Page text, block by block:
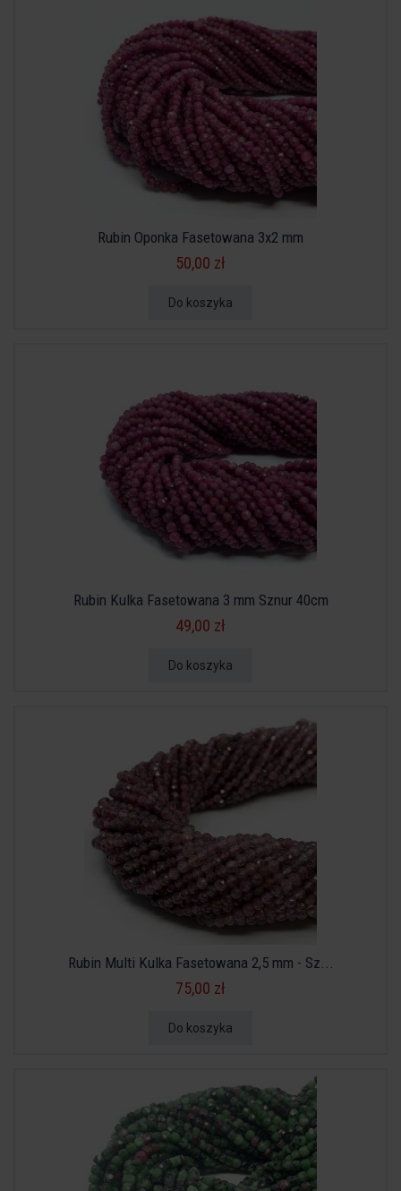
Rubin Oponka Fasetowana 3x2 mm
50,00 zł
Do koszyka
Rubin Kulka Fasetowana 3 mm Sznur 40cm
49,00 zł
Do koszyka
Rubin Multi Kulka Fasetowana 2,5 mm - Sz...
75,00 zł
Do koszyka